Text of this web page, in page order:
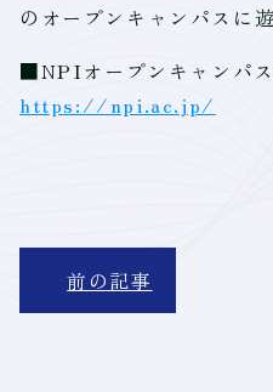
のオープンキャンパスに
■NPIオープンキャンパ
https://npi.ac.jp/
前の記事